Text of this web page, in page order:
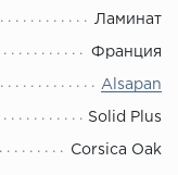
Ламинат
Франция
Alsapan
Solid Plus
Corsica Oak